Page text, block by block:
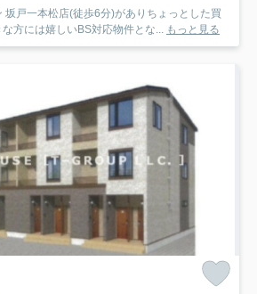
坂戸一本松店(徒歩6分)がありちょっとした買
方には嬉しいBS対応物件とな... もっと見る